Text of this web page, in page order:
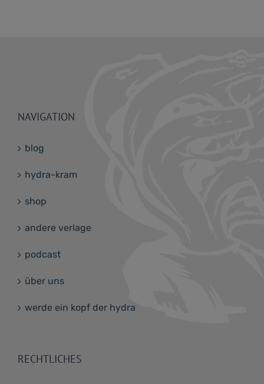
NAVIGATION
blog
hydra-kram
shop
andere verlage
podcast
über uns
werde ein kopf der hydra
RECHTLICHES